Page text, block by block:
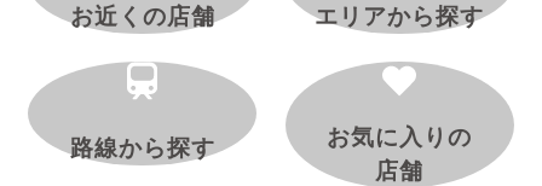
お近くの店舗 エリアから探す
路線から探す
お気に入りの
店舗